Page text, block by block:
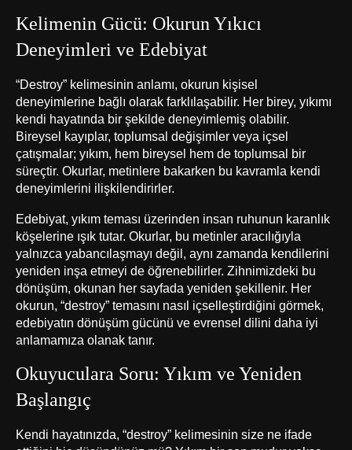
Kelimenin Gücü: Okurun Yıkıcı
Deneyimleri ve Edebiyat
“Destroy” kelimesinin anlamı, okurun kişisel
deneyimlerine bağlı olarak farklılaşabilir. Her birey, yıkımı
kendi hayatında bir şekilde deneyimlemiş olabilir.
Bireysel kayıplar, toplumsal değişimler veya içsel
çatışmalar; yıkım, hem bireysel hem de toplumsal bir
süreçtir. Okurlar, metinlere bakarken bu kavramla kendi
deneyimlerini ilişkilendirirler.
Edebiyat, yıkım teması üzerinden insan ruhunun karanlık
köşelerine ışık tutar. Okurlar, bu metinler aracılığıyla
yalnızca yabancılaşmayı değil, aynı zamanda kendilerini
yeniden inşa etmeyi de öğrenebilirler. Zihnimizdeki bu
dönüşüm, okunan her sayfada yeniden şekillenir. Her
okurun, “destroy” temasını nasıl içselleştirdiğini görmek,
edebiyatın dönüşüm gücünü ve evrensel dilini daha iyi
anlamamıza olanak tanır.
Okuyuculara Soru: Yıkım ve Yeniden
Başlangıç
Kendi hayatınızda, “destroy” kelimesinin size ne ifade